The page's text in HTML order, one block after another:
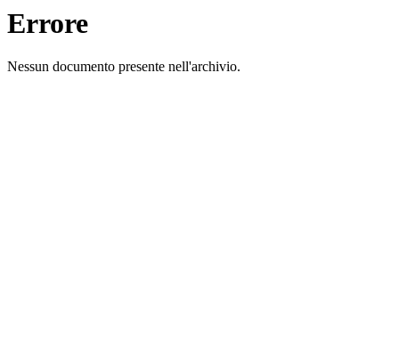
Errore
Nessun documento presente nell'archivio.